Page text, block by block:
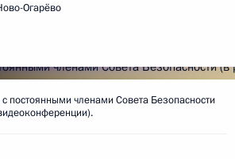
Огарёво
постоянными членами Совета Безопасности